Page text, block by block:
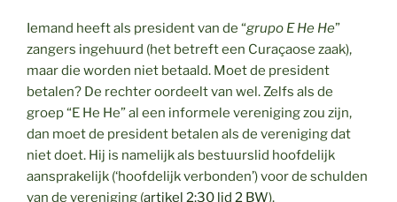
Iemand heeft als president van de “grupo E He He”
zangers ingehuurd (het betreft een Curaçaose zaak),
maar die worden niet betaald. Moet de president
betalen? De rechter oordeelt van wel. Zelfs als de
groep “E He He” al een informele vereniging zou zijn,
dan moet de president betalen als de vereniging dat
niet doet. Hij is namelijk als bestuurslid hoofdelijk
aansprakelijk (‘hoofdelijk verbonden’) voor de schulden
van de vereniging (artikel 2:30 lid 2 BW).